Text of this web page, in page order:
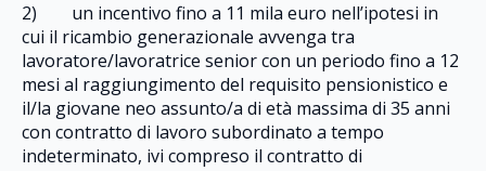
2) un incentivo fino a 11 mila euro nell’ipotesi in
cui il ricambio generazionale avvenga tra
lavoratore/lavoratrice senior con un periodo fino a 12
mesi al raggiungimento del requisito pensionistico e
il/la giovane neo assunto/a di età massima di 35 anni
con contratto di lavoro subordinato a tempo
indeterminato, ivi compreso il contratto di